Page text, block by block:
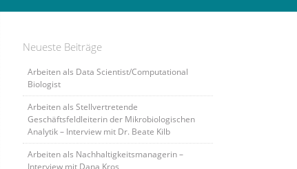
Neueste Beiträge
Arbeiten als Data Scientist/Computational
Biologist
Arbeiten als Stellvertretende
Geschäftsfeldleiterin der Mikrobiologischen
Analytik – Interview mit Dr. Beate Kilb
Arbeiten als Nachhaltigkeitsmanagerin –
Interview mit Dana Kros